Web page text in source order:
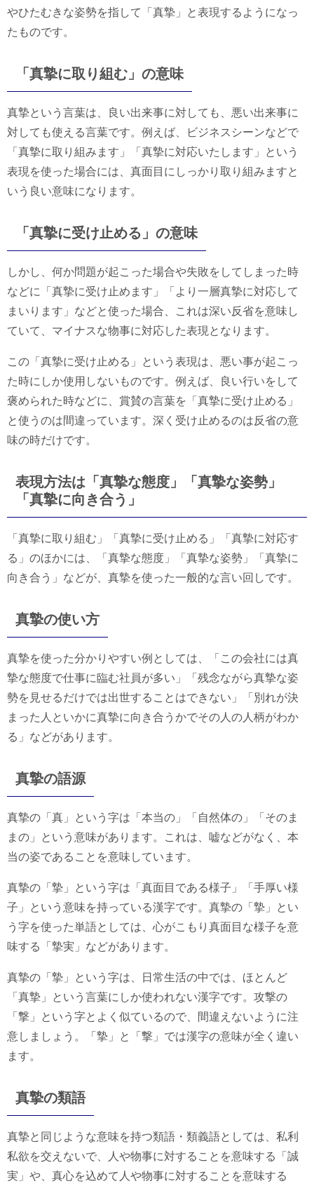
やひたむきな姿勢を指して「真摯」と表現するようになっ
たものです。
「真摯に取り組む」の意味
真摯という言葉は、良い出来事に対しても、悪い出来事に
対しても使える言葉です。例えば、ビジネスシーンなどで
「真摯に取り組みます」「真摯に対応いたします」という
表現を使った場合には、真面目にしっかり取り組みますと
いう良い意味になります。
「真摯に受け止める」の意味
しかし、何か問題が起こった場合や失敗をしてしまった時
などに「真摯に受け止めます」「より一層真摯に対応して
まいります」などと使った場合、これは深い反省を意味し
ていて、マイナスな物事に対応した表現となります。
この「真摯に受け止める」という表現は、悪い事が起こっ
た時にしか使用しないものです。例えば、良い行いをして
褒められた時などに、賞賛の言葉を「真摯に受け止める」
と使うのは間違っています。深く受け止めるのは反省の意
味の時だけです。
表現方法は「真摯な態度」「真摯な姿勢」
「真摯に向き合う」
「真摯に取り組む」「真摯に受け止める」「真摯に対応す
る」のほかには、「真摯な態度」「真摯な姿勢」「真摯に
向き合う」などが、真摯を使った一般的な言い回しです。
真摯の使い方
真摯を使った分かりやすい例としては、「この会社には真
摯な態度で仕事に臨む社員が多い」「残念ながら真摯な姿
勢を見せるだけでは出世することはできない」「別れが決
まった人といかに真摯に向き合うかでその人の人柄がわか
る」などがあります。
真摯の語源
真摯の「真」という字は「本当の」「自然体の」「そのま
まの」という意味があります。これは、嘘などがなく、本
当の姿であることを意味しています。
真摯の「摯」という字は「真面目である様子」「手厚い様
子」という意味を持っている漢字です。真摯の「摯」とい
う字を使った単語としては、心がこもり真面目な様子を意
味する「摯実」などがあります。
真摯の「摯」という字は、日常生活の中では、ほとんど
「真摯」という言葉にしか使われない漢字です。攻撃の
「撃」という字とよく似ているので、間違えないように注
意しましょう。「摯」と「撃」では漢字の意味が全く違い
ます。
真摯の類語
真摯と同じような意味を持つ類語・類義語としては、私利
私欲を交えないで、人や物事に対することを意味する「誠
実」や、真心を込めて人や物事に対することを意味する